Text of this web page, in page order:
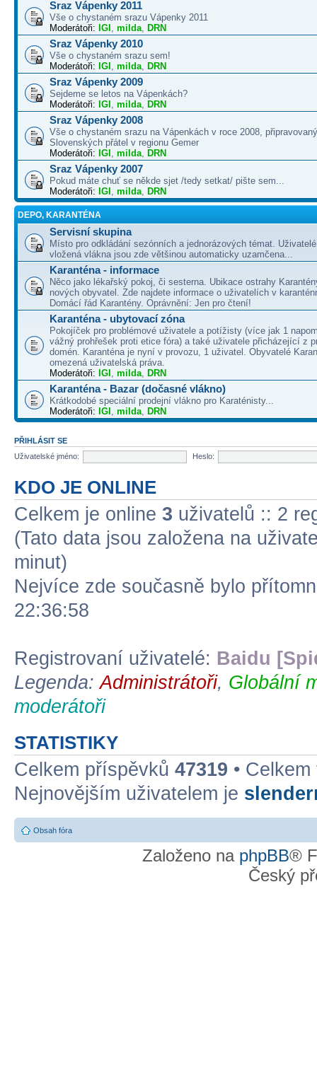
Sraz Vápenky 2011
Vše o chystaném srazu Vápenky 2011
Moderátoři: IGI , milda, DRN
Sraz Vápenky 2010
Vše o chystaném srazu sem!
Moderátoři: IGI , milda, DRN
Sraz Vápenky 2009
Sejdeme se letos na Vápenkách?
Moderátoři: IGI , milda, DRN
Sraz Vápenky 2008
Vše o chystaném srazu na Vápenkách v roce 2008,
Slovenských přátel v regionu Gemer
Moderátoři: IGI , milda, DRN
Sraz Vápenky 2007
Pokud máte chuť se někde sjet /tedy setkat/ pište sem...
Moderátoři: IGI , milda, DRN
DEPO, KARANTÉNA
Servisní skupina
Místo pro odkládání sezónních a jednorázových témat.
vložená vlákna jsou zde většinou automaticky uzamčena...
Karanténa - informace
Něco jako lékařský pokoj, či sesterna. Ubikace ostrahy
nových obyvatel. Zde najdete informace o uživatelích v
Domácí řád Karantény. Oprávnění: Jen pro čtení!
Karanténa - ubytovací zóna
Pokojíček pro problémové uživatele a potížisty (více jak 1
vážný prohřešek proti etice fóra) a také uživatele přicházející z
domén. Karanténa je nyní v provozu, 1 uživatel. Obyvatelé
omezená uživatelská práva.
Moderátoři: IGI , milda, DRN
Karanténa - Bazar (dočasné vlákno)
Krátkodobé speciální prodejní vlákno pro Karaténisty...
Moderátoři: IGI , milda, DRN
PŘIHLÁSIT SE
Uživatelské jméno:
Heslo:
KDO JE ONLINE
Celkem je online 3 uživatelů :: 2
(Tato data jsou založena na
minut)
Nejvíce zde současně bylo
22:36:58
Registrovaní uživatelé: Baidu
Legenda:Administrátoři, Globální
moderátoři
STATISTIKY
Celkem příspěvků 47319 •
Nejnovějším uživatelem je
Obsah fóra
Založeno na phpBB®
Český